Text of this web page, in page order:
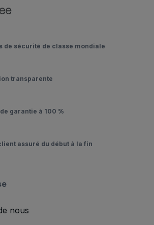
de sécurité de classe mondiale
transparente
garantie à 100 %
assuré du début à la fin
nous